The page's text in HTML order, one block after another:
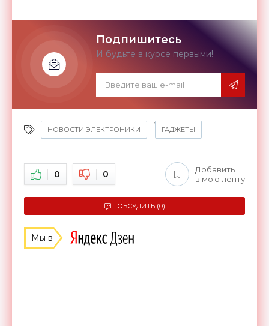
Подпишитесь
И будьте в курсе первыми!
НОВОСТИ ЭЛЕКТРОНИКИ
,
ГАДЖЕТЫ
0 0
Добавить
в мою ленту
ОБСУДИТЬ (0)
Мы в